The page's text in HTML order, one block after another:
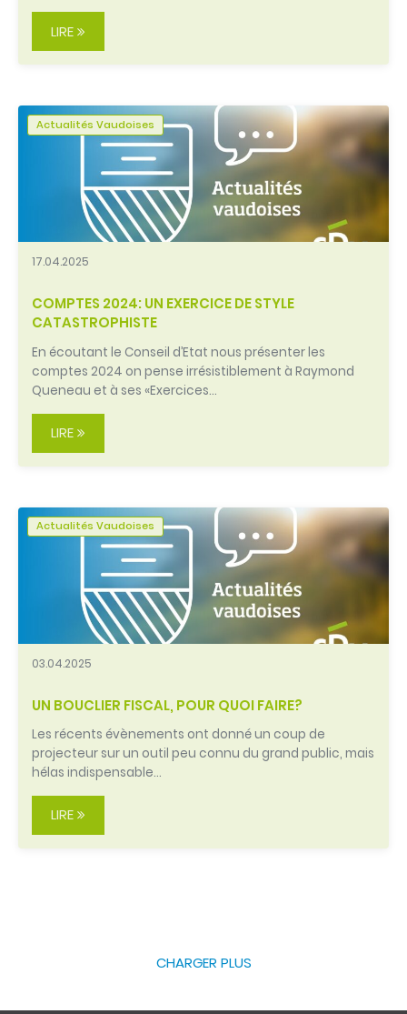
LIRE
Actualités Vaudoises
17.04.2025
COMPTES 2024: UN EXERCICE DE STYLE
CATASTROPHISTE
En écoutant le Conseil d’Etat nous présenter les
comptes 2024 on pense irrésistiblement à Raymond
Queneau et à ses «Exercices…
LIRE
Actualités Vaudoises
03.04.2025
UN BOUCLIER FISCAL, POUR QUOI FAIRE?
Les récents évènements ont donné un coup de
projecteur sur un outil peu connu du grand public, mais
hélas indispensable…
LIRE
CHARGER PLUS